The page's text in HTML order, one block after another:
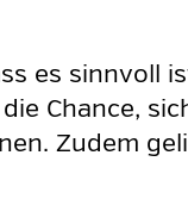
es sinnvoll
Chance,
Zudem